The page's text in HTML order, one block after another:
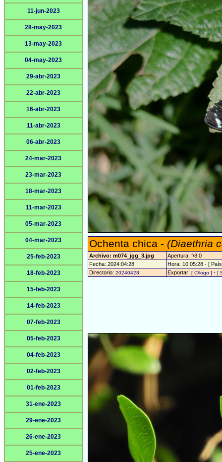
11-jun-2023
28-may-2023
13-may-2023
04-may-2023
29-abr-2023
22-abr-2023
16-abr-2023
11-abr-2023
06-abr-2023
24-mar-2023
23-mar-2023
18-mar-2023
11-mar-2023
05-mar-2023
04-mar-2023
25-feb-2023
18-feb-2023
15-feb-2023
14-feb-2023
07-feb-2023
05-feb-2023
04-feb-2023
02-feb-2023
01-feb-2023
31-ene-2023
29-ene-2023
26-ene-2023
25-ene-2023
Ochenta chica - (Diaethria
Archivo: m074_jgg_3.jpg
Apertura: f/8.0
Fecha: 2024:04:28
Hora: 10:05:28 - [
Directorio: 20240428 Exportar: [ C/logo ] - [